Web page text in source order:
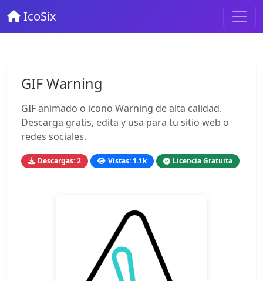
IcoSix
GIF Warning
GIF animado o icono Warning de alta calidad.
Descarga gratis, edita y usa para tu sitio web o
redes sociales.
Descargas: 2 Vistas: 1.1k Licencia Gratuita